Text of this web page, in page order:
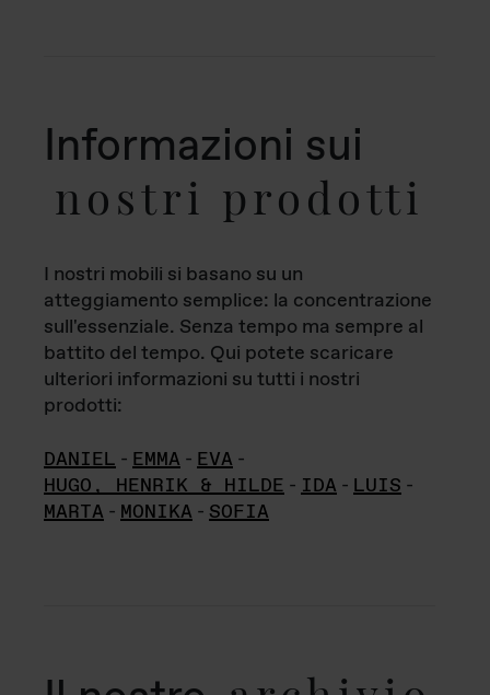
Informazioni sui
nostri prodotti
I nostri mobili si basano su un
atteggiamento semplice: la concentrazione
sull'essenziale. Senza tempo ma sempre al
battito del tempo. Qui potete scaricare
ulteriori informazioni su tutti i nostri
prodotti:
DANIEL - EMMA - EVA -
HUGO, HENRIK & HILDE - IDA - LUIS -
MARTA - MONIKA - SOFIA